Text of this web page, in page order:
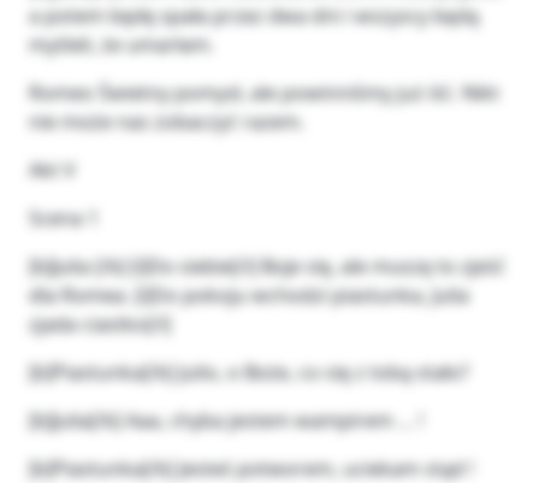
a potem będę spała przez dwa dni i wszyscy będą
myśleli, że umarłam.
Romeo Świetny pomysł, ale powinniśmy już iść. Nikt
nie może nas zobaczyć razem.
Akt V
Scena 1
[b]Julia [/b] [i]Do siebie[/i] Boje się, ale muszę to zjeść
dla Romea. [i]Do pokoju wchodzi piastunka, Julia
zjada ciastko[/i]
[b]Piastunka[/b] Julio, o Boże, co się z tobą stało?
[b]Julia[/b] Aaa, chyba jestem wampirem … !
[b]Piastunka[/b] Jesteś potworem, uciekam stąd !